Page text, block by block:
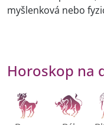
myšlenková nebo
Horoskop na